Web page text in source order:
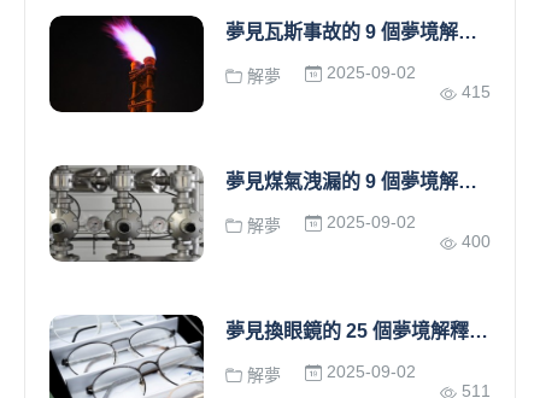
夢見瓦斯事故的 9 個夢境解釋：夢見開著煤氣出門、 夢見有人故意吹氣
解夢
2025-09-02
415
夢見煤氣洩漏的 9 個夢境解釋：夢見鎖上瓦斯閥 、夢見瓦斯洩漏警報聲
解夢
2025-09-02
400
夢見換眼鏡的 25 個夢境解釋：夢見掉眼鏡、夢見洗眼鏡
解夢
2025-09-02
511